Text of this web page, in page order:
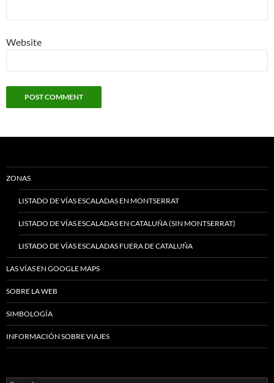
Website
ZONAS
LISTADO DE VÍAS ESCALADAS EN MONTSERRAT
LISTADO DE VÍAS ESCALADAS EN CATALUÑA (SIN MONTSERRAT)
LISTADO DE VÍAS ESCALADAS FUERA DE CATALUÑA
LAS VÍAS EN GOOGLE MAPS
SOBRE LA WEB
SIMBOLOGÍA
INFORMACIÓN SOBRE VIAJES